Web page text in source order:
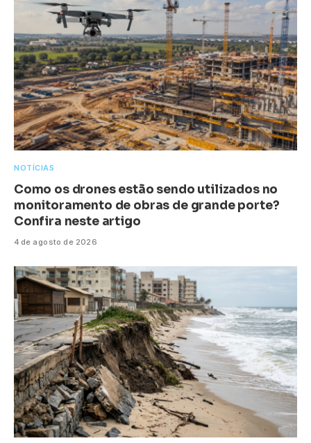
NOTÍCIAS
Como os drones estão sendo utilizados no
monitoramento de obras de grande porte?
Confira neste artigo
4 de agosto de 2026